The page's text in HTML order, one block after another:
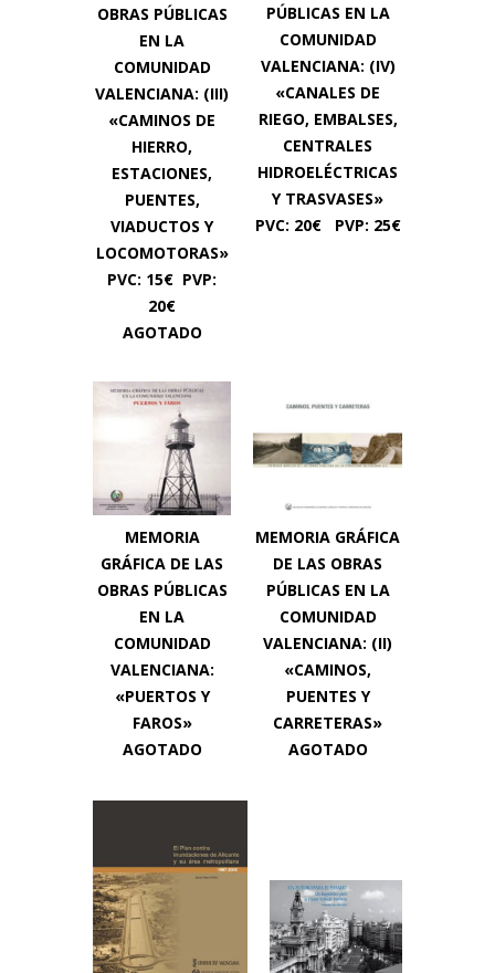
OBRAS PÚBLICAS
EN LA
COMUNIDAD
VALENCIANA: (III)
«CAMINOS DE
HIERRO,
ESTACIONES,
PUENTES,
VIADUCTOS Y
LOCOMOTORAS»
PVC: 15€ PVP:
20€
AGOTADO
PÚBLICAS EN LA
COMUNIDAD
VALENCIANA: (IV)
«CANALES DE
RIEGO, EMBALSES,
CENTRALES
HIDROELÉCTRICAS
Y TRASVASES»
PVC: 20€ PVP: 25€
MEMORIA
GRÁFICA DE LAS
OBRAS PÚBLICAS
EN LA
COMUNIDAD
VALENCIANA:
«PUERTOS Y
FAROS»
AGOTADO
MEMORIA GRÁFICA
DE LAS OBRAS
PÚBLICAS EN LA
COMUNIDAD
VALENCIANA: (II)
«CAMINOS,
PUENTES Y
CARRETERAS»
AGOTADO